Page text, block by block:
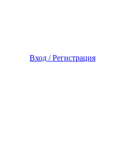
Вход / Регистрация